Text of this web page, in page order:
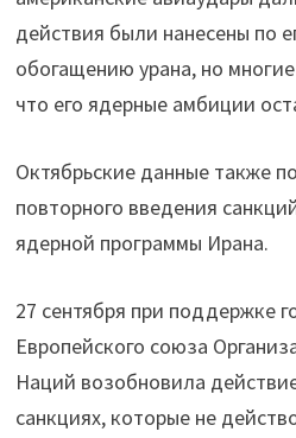
действия были нанесены по
обогащению урана, но
что его ядерные амбиции
Октябрьские данные также
повторного введения
ядерной программы Ирана.
27 сентября при поддержке
Европейского союза
Наций возобновила
санкциях, которые не